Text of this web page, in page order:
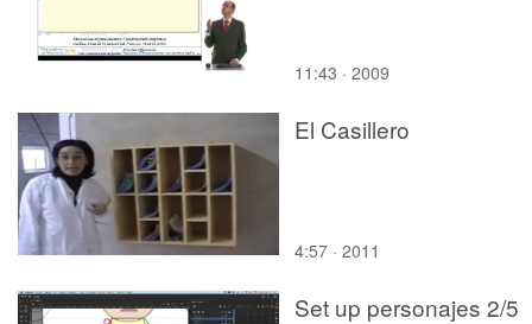
11:43 · 2009
El Casillero
4:57 · 2011
Set up personajes 2/5